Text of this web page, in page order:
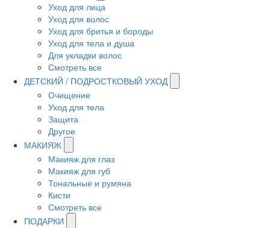
Уход для лица
Уход для волос
Уход для бритья и бороды
Уход для тела и душа
Для укладки волос
Смотреть все
ДЕТСКИЙ / ПОДРОСТКОВЫЙ УХОД
Очищение
Уход для тела
Защита
Другое
МАКИЯЖ
Макияж для глаз
Макияж для губ
Тональные и румяна
Кисти
Смотреть все
ПОДАРКИ